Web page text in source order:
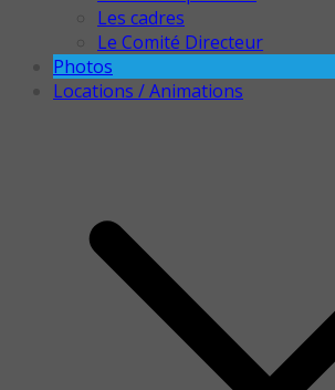
Les cadres
Le Comité Directeur
Photos
Locations / Animations